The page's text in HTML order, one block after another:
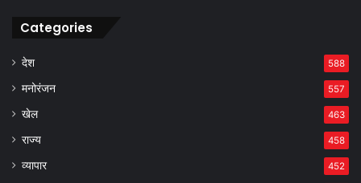
Categories
देश 588
मनोरंजन 557
खेल 463
राज्य 458
व्यापार 452